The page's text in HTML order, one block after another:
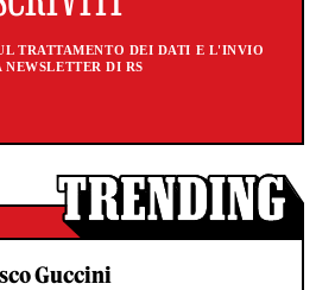
TRATTAMENTO DEI DATI E L'INVIO
NEWSLETTER DI RS
Guccini